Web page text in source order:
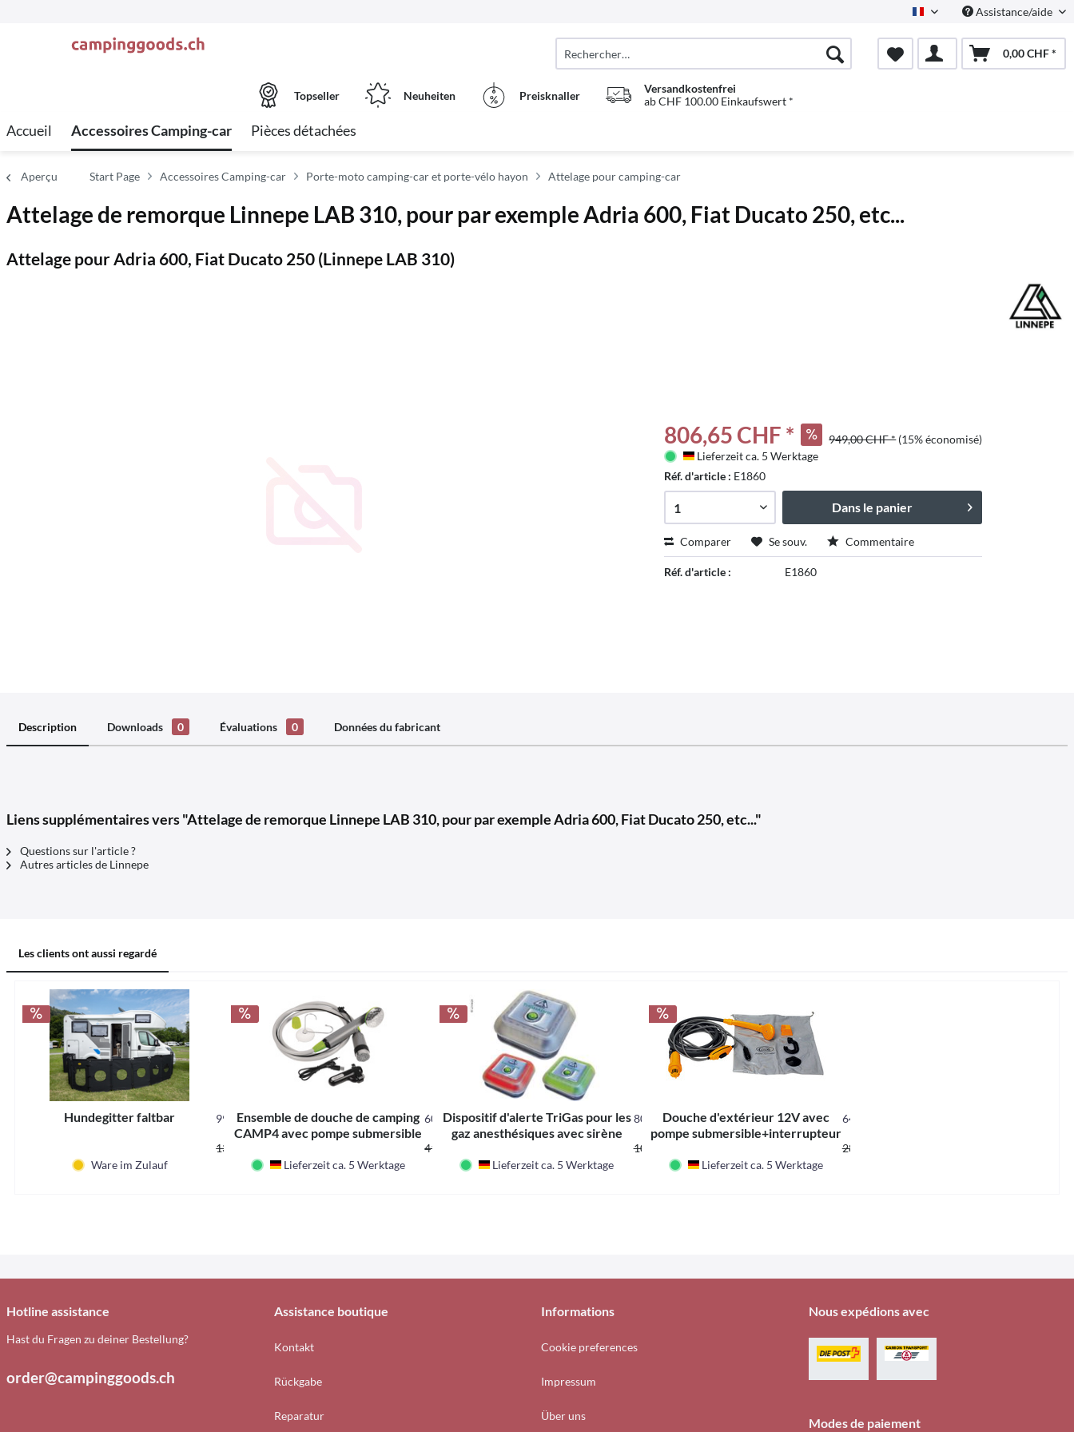
FranzösischAssistance/aide
0,00 CHF *
Topseller Neuheiten Preisknaller
Versandkostenfrei
ab CHF 100.00 Einkaufswert *
Accueil Accessoires Camping-car Pièces détachées
Aperçu Start Page Accessoires Camping-car Porte-moto camping-car et porte-vélo hayon Attelage pour camping-car
Attelage de remorque Linnepe LAB 310, pour par exemple Adria 600, Fiat Ducato 250, etc...
Attelage pour Adria 600, Fiat Ducato 250 (Linnepe LAB 310)
806,65 CHF * 949,00 CHF * (15% économisé)
Deutschland
Lieferzeit ca. 5 Werktage
Réf. d'article : E1860
Dans le panier
Comparer Se souv. Commentaire
Réf. d'article : E1860
Description Downloads 0 Évaluations 0 Données du fabricant
Liens supplémentaires vers "Attelage de remorque Linnepe LAB 310, pour par exemple Adria 600, Fiat Ducato 250, etc..."
Questions sur l'article ?
Autres articles de Linnepe
Les clients ont aussi regardé
Hundegitter faltbar 99332
138,00 CHF *
Ware im Zulauf
Ensemble de douche de camping
CAMP4 avec pompe submersible
60120
41,90 CHF *
Deutschland
Lieferzeit ca. 5 Werktage
Dispositif d'alerte TriGas pour les
gaz anesthésiques avec sirène
80247
101,00 CHF *
Deutschland
Lieferzeit ca. 5 Werktage
Douche d'extérieur 12V avec
pompe submersible+interrupteur
64136
28,30 CHF *
Deutschland
Lieferzeit ca. 5 Werktage
Hotline assistance
Hast du Fragen zu deiner Bestellung?
order@campinggoods.ch
Assistance boutique
Kontakt
Rückgabe
Reparatur
Informations
Cookie preferences
Impressum
Über uns
Nous expédions avec
Modes de paiement